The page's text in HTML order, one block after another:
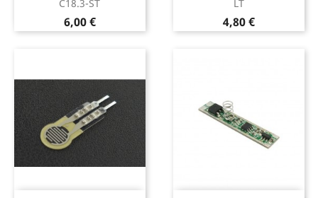
C18.3-ST
Preço
6,00 €
LT
Preço
4,80 €